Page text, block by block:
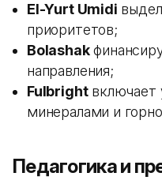
El-Yurt Umidi
приоритетов;
Bolashak
направления;
Fulbrightвключает
минералами и
Педагогика и